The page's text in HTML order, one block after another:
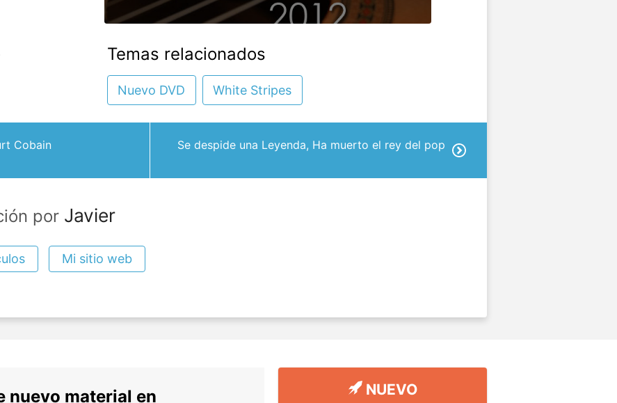
Temas relacionados
Nuevo DVD White Stripes
Cobain Se despide una Leyenda, Ha muerto el rey del pop
por Javier
Mi sitio web
nuevo material en NUEVO